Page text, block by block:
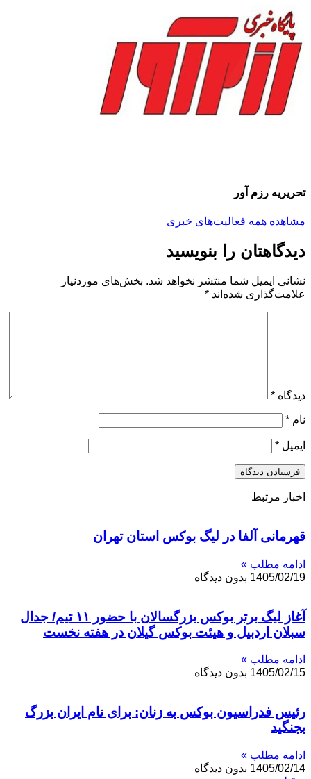
تحریریه رزم آور
مشاهده همه فعالیت‌های خبری
دیدگاهتان را بنویسید
نشانی ایمیل شما منتشر نخواهد شد. بخش‌های موردنیاز
علامت‌گذاری شده‌اند *
دیدگاه *
نام *
ایمیل *
اخبار مرتبط
قهرمانی آلفا در لیگ بوکس استان تهران
ادامه مطلب »
1405/02/19 بدون دیدگاه
آغاز لیگ برتر بوکس بزرگسالان با حضور ۱۱ تیم/ جدال
سبلان اردبیل و هیئت بوکس گیلان در هفته نخست
ادامه مطلب »
1405/02/15 بدون دیدگاه
رئیس فدراسیون بوکس به زنان: برای نام ایران بزرگ
بجنگید
ادامه مطلب »
1405/02/14 بدون دیدگاه